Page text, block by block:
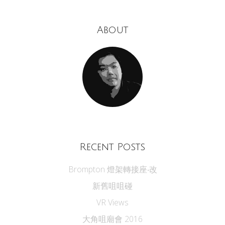
About
Recent Posts
Brompton 燈架轉接座‧改
新舊咀咀碰
VR Views
大角咀廟會 2016